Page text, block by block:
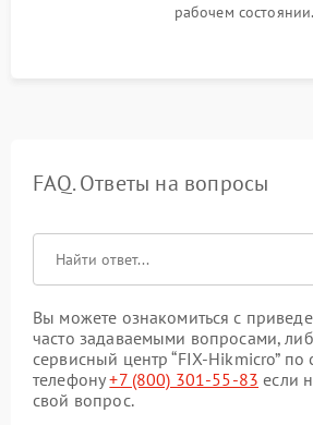
рабочем состоянии.
FAQ. Ответы на вопросы
Вы можете ознакомиться с
часто задаваемыми вопросами,
сервисный центр “FIX-Hikmicro”
телефону+7 (800) 301-55-83 если
свой вопрос.